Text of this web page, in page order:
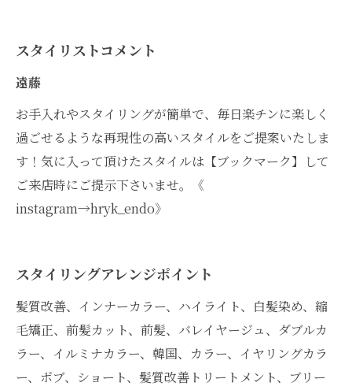
スタイリストコメント
遠藤
お手入れやスタイリングが簡単で、毎日楽チンに楽しく
過ごせるような再現性の高いスタイルをご提案いたしま
す！気に入って頂けたスタイルは【ブックマーク】して
ご来店時にご提示下さいませ。《
instagram→hryk_endo》
スタイリングアレンジポイント
髪質改善、インナーカラー、ハイライト、白髪染め、縮
毛矯正、前髪カット、前髪、バレイヤージュ、ダブルカ
ラー、イルミナカラー、韓国、カラー、イヤリングカラ
ー、ボブ、ショート、髪質改善トリートメント、ブリー